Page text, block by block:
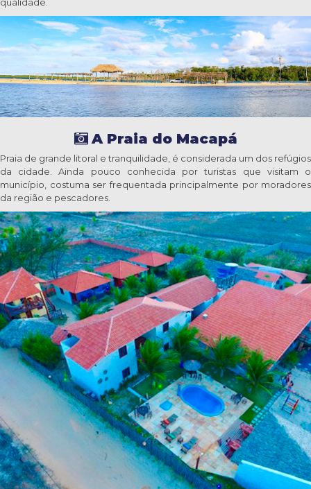
A Praia do Macapá
Praia de grande litoral e tranquilidade, é considerada um dos refúgios
da cidade. Ainda pouco conhecida por turistas que visitam o
município, costuma ser frequentada principalmente por moradores
da região e pescadores.